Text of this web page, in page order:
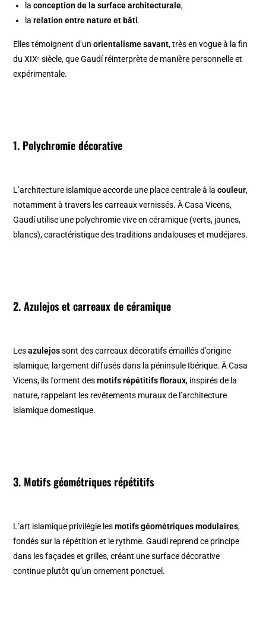
laconception de la surface architecturale,
larelation entre nature et bâti.
Elles témoignent d’unorientalisme savant, très en vogue à la fin
du XIXᵉ siècle, que Gaudí réinterprète de manière personnelle et
expérimentale.
1. Polychromie décorative
L’architecture islamique accorde une place centrale à lacouleur,
notamment à travers les carreaux vernissés. À Casa Vicens,
Gaudí utilise une polychromie vive en céramique (verts, jaunes,
blancs), caractéristique des traditions andalouses et mudéjares.
2. Azulejos et carreaux de céramique
Lesazulejossont des carreaux décoratifs émaillés d’origine
islamique, largement diffusés dans la péninsule Ibérique. À Casa
Vicens, ils forment desmotifs répétitifs floraux, inspirés de la
nature, rappelant les revêtements muraux de l’architecture
islamique domestique.
3. Motifs géométriques répétitifs
L’art islamique privilégie lesmotifs géométriques modulaires,
fondés sur la répétition et le rythme. Gaudí reprend ce principe
dans les façades et grilles, créant une surface décorative
continue plutôt qu’un ornement ponctuel.